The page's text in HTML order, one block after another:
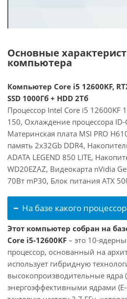
Основные
компьютера
Компьютер Core i5 12600KF,
SSD 1000Гб + HDD 2Тб
Процессор Intel Core i5 12600KF
150, Охлаждение процессора ID-
Материнская плата MSI PRO
память 2x32Gb DDR4,
ADATA LEGEND 850 LITE,
WD20EZAZ, Видеокарта nVidia
70Вт mP30, Блок питания ATX
На базе какого
Этот компьютер собран на
Core i5-12600KF – это 10-
процессор, основанный на
использует гибридную
высокопроизводительные ядра
энергоэффективными ядрами